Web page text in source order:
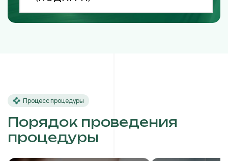
Процесс процедуры
Порядок проведения
процедуры